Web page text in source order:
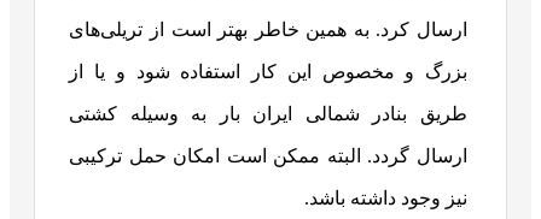
ارسال کرد. به همین خاطر بهتر است از تریلی‌های
بزرگ و مخصوص این کار استفاده شود و یا از
طریق بنادر شمالی ایران بار به وسیله کشتی
ارسال گردد. البته ممکن است امکان حمل ترکیبی
نیز وجود داشته باشد.